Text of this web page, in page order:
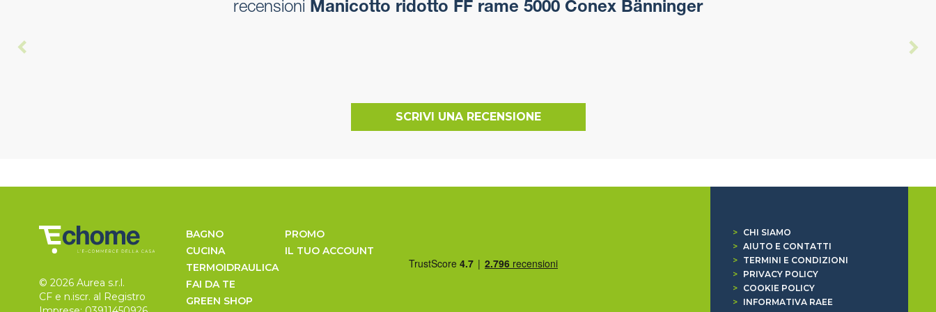
recensioni Manicotto ridotto FF rame 5000 Conex Bänninger
SCRIVI UNA RECENSIONE
© 2026 Aurea s.r.l.
CF e n.iscr. al Registro
BAGNO
CUCINA
TERMOIDRAULICA
FAI DA TE
GREEN SHOP
PROMO
IL TUO ACCOUNT
>
CHI SIAMO
> AIUTO E CONTATTI
>
TERMINI E CONDIZIONI
>
PRIVACY POLICY
>
COOKIE POLICY
>
INFORMATIVA RAEE